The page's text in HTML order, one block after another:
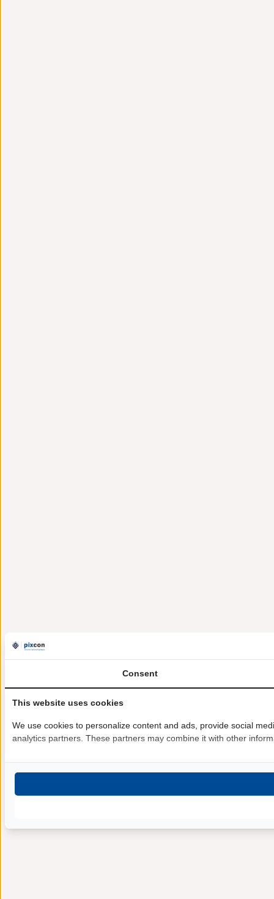
Consent
This website uses cookies
We use cookies to personalize content and ads, provide social
analytics partners. These partners may combine it with other